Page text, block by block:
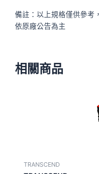
備註：以上規格僅供參考
依原廠公告為主
相關商品
TRANSCEND